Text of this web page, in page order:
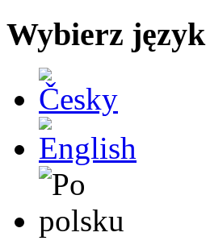
Wybierz język